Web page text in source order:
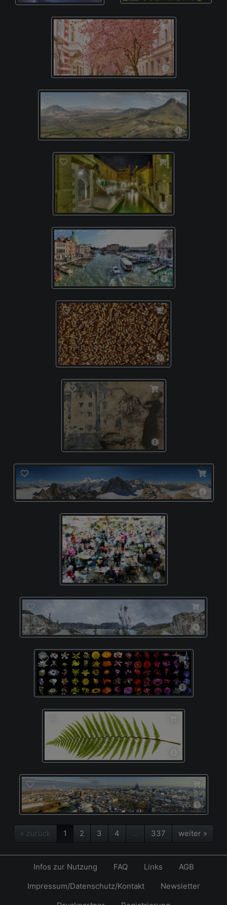
« zurück 1 2 3 4 … 337 weiter »
Infos zur Nutzung FAQ Links
AGB
Impressum/Datenschutz/Kontakt
Newsletter